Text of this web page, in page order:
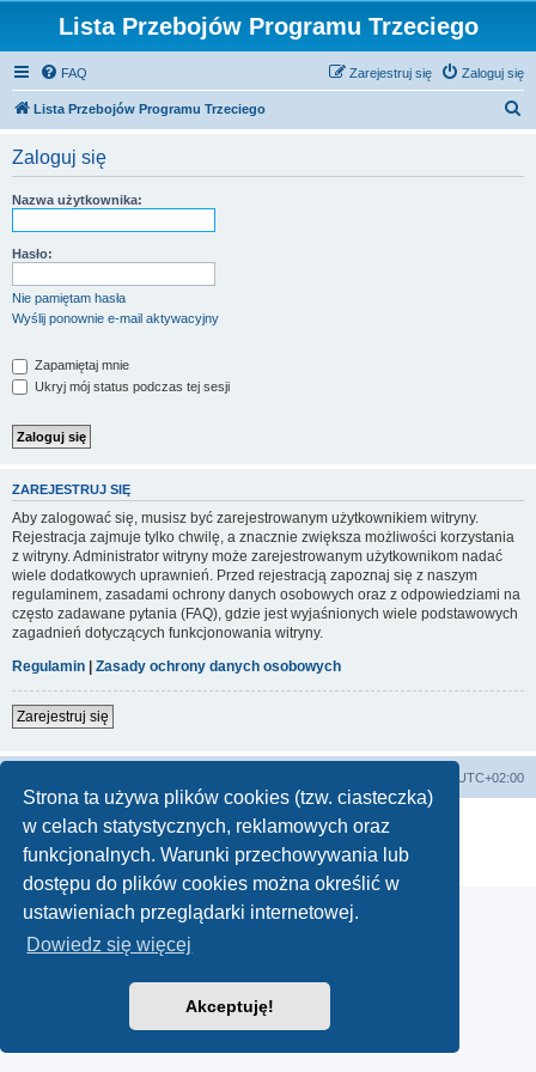
Strona ta używa plików cookies (tzw. ciasteczka)
w celach statystycznych, reklamowych oraz
funkcjonalnych. Warunki przechowywania lub
dostępu do plików cookies można określić w
ustawieniach przeglądarki internetowej.
Dowiedz się więcej
Akceptuję!
Lista Przebojów Programu Trzeciego
FAQ Zaloguj się
Zarejestruj się
Lista Przebojów Programu Trzeciego
Zaloguj się
Nazwa użytkownika:
Hasło:
Nie pamiętam hasła
Wyślij ponownie e-mail aktywacyjny
Zapamiętaj mnie
Ukryj mój status podczas tej sesji
ZAREJESTRUJ SIĘ
Aby zalogować się, musisz być zarejestrowanym użytkownikiem witryny.
Rejestracja zajmuje tylko chwilę, a znacznie zwiększa możliwości korzystania
z witryny. Administrator witryny może zarejestrowanym użytkownikom nadać
wiele dodatkowych uprawnień. Przed rejestracją zapoznaj się z naszym
regulaminem, zasadami ochrony danych osobowych oraz z odpowiedziami na
często zadawane pytania (FAQ), gdzie jest wyjaśnionych wiele podstawowych
zagadnień dotyczących funkcjonowania witryny.
Regulamin | Zasady ochrony danych osobowych
Zarejestruj się
UTC+02:00
Technologię dostarczaphpBB ® Forum Software © phpBB Limited
Zasady ochrony danych osobowych|Regulamin